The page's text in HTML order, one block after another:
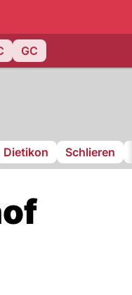
GC
Dietikon Schlieren